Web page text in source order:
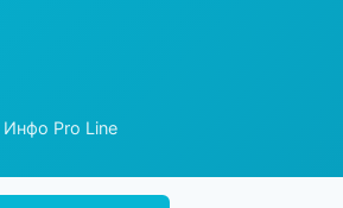
Инфо Pro Line